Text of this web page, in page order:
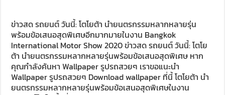
ข่าวสด รถยนต์ วันนี้: โตโยต้า นำยนตรกรรมหลากหลายรุ่น
พร้อมข้อเสนอสุดพิเศษอีกมากมายในงาน Bangkok
International Motor Show 2020 ข่าวสด รถยนต์ วันนี้: โตโย
ต้า นำยนตรกรรมหลากหลายรุ่นพร้อมข้อเสนอสุดพิเศษ หาก
คุณกำลังค้นหา Wallpaper รูปรถสวยๆ เราขอแนะนำ
Wallpaper รูปรถสวยๆ Download wallpaper ที่นี้ โตโยต้า นำ
ยนตรกรรมหลากหลายรุ่นพร้อมข้อเสนอสุดพิเศษในงาน